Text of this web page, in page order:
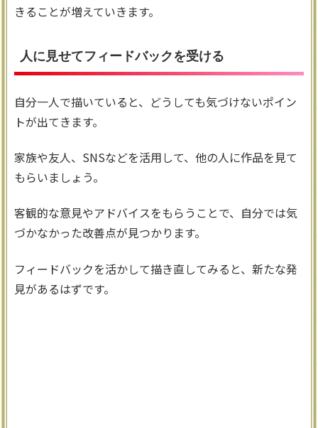
きることが増えていきます。
人に見せてフィードバックを受ける
自分一人で描いていると、どうしても気づけないポイン
トが出てきます。
家族や友人、SNSなどを活用して、他の人に作品を見て
もらいましょう。
客観的な意見やアドバイスをもらうことで、自分では気
づかなかった改善点が見つかります。
フィードバックを活かして描き直してみると、新たな発
見があるはずです。